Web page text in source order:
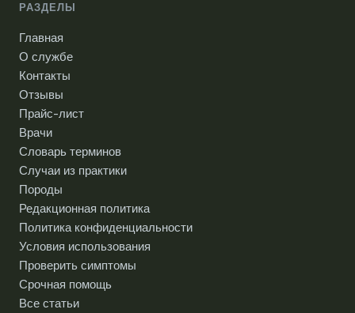
РАЗДЕЛЫ
Главная
О службе
Контакты
Отзывы
Прайс-лист
Врачи
Словарь терминов
Случаи из практики
Породы
Редакционная политика
Политика конфиденциальности
Условия использования
Проверить симптомы
Срочная помощь
Все статьи